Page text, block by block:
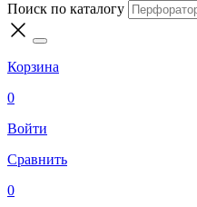
Поиск по каталогу
Корзина
0
Войти
Сравнить
0